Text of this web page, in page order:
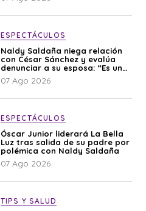
ESPECTÁCULOS
Naldy Saldaña niega relación
con César Sánchez y evalúa
denunciar a su esposa: “Es una
difamación”
07 Ago 2026
ESPECTÁCULOS
Óscar Junior liderará La Bella
Luz tras salida de su padre por
polémica con Naldy Saldaña
07 Ago 2026
TIPS Y SALUD